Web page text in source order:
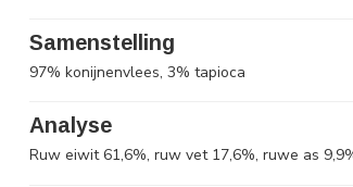
Samenstelling
97% konijnenvlees, 3% tapioca
Analyse
Ruw eiwit 61,6%, ruw vet 17,6%, ruwe as